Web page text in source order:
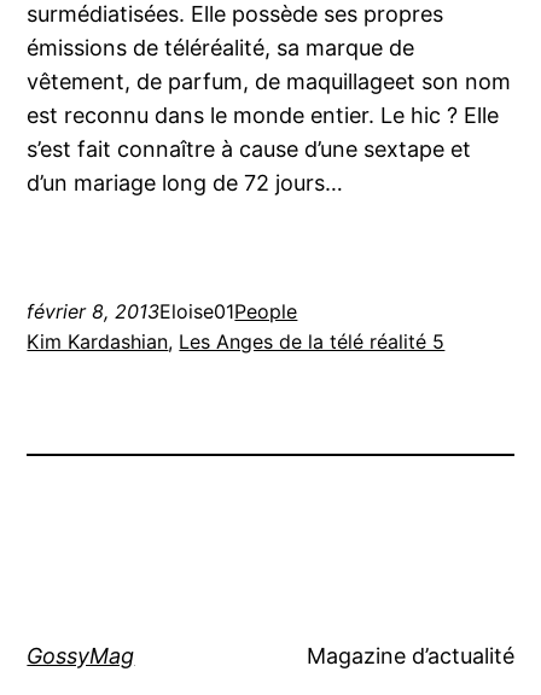
surmédiatisées. Elle possède ses propres
émissions de téléréalité, sa marque de
vêtement, de parfum, de maquillageet son nom
est reconnu dans le monde entier. Le hic ? Elle
s’est fait connaître à cause d’une sextape et
d’un mariage long de 72 jours…
février 8, 2013Eloise01People
Kim Kardashian, Les Anges de la télé réalité 5
GossyMag Magazine d’actualité